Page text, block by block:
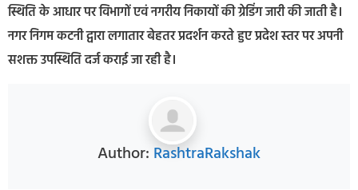
स्थिति के आधार पर विभागों एवं नगरीय निकायों की ग्रेडिंग जारी की जाती है।
नगर निगम कटनी द्वारा लगातार बेहतर प्रदर्शन करते हुए प्रदेश स्तर पर अपनी
सशक्त उपस्थिति दर्ज कराई जा रही है।
Author: RashtraRakshak